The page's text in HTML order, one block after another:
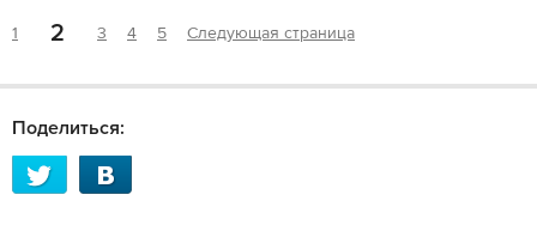
1 2 3 4 5 Следующая страница
Поделиться: